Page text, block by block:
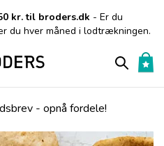
kr. til broders.dk - Er du
du hver måned i lodtrækningen.
- opnå fordele!